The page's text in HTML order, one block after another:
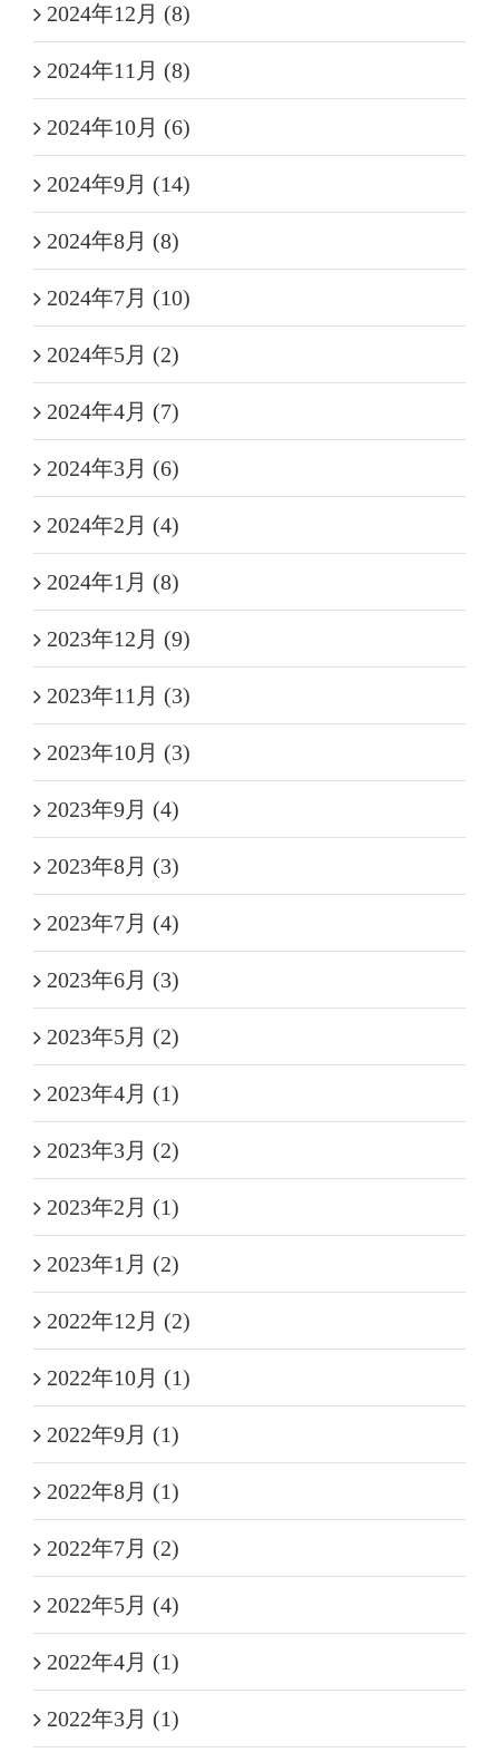
2024年12月 (8)
2024年11月 (8)
2024年10月 (6)
2024年9月 (14)
2024年8月 (8)
2024年7月 (10)
2024年5月 (2)
2024年4月 (7)
2024年3月 (6)
2024年2月 (4)
2024年1月 (8)
2023年12月 (9)
2023年11月 (3)
2023年10月 (3)
2023年9月 (4)
2023年8月 (3)
2023年7月 (4)
2023年6月 (3)
2023年5月 (2)
2023年4月 (1)
2023年3月 (2)
2023年2月 (1)
2023年1月 (2)
2022年12月 (2)
2022年10月 (1)
2022年9月 (1)
2022年8月 (1)
2022年7月 (2)
2022年5月 (4)
2022年4月 (1)
2022年3月 (1)